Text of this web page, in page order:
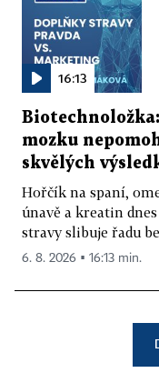
16:13
mozku
skvělých
Hořčík na spaní,
únavě a kreatin
stravy slibuje řadu
6. 8. 2026 ▪ 16:13 min.